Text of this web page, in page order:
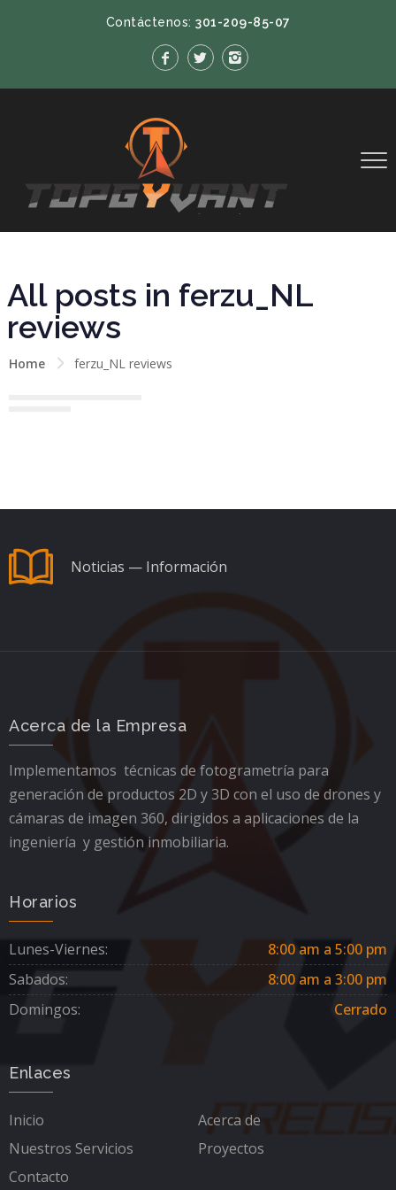
Contáctenos: 301-209-85-07
All posts in ferzu_NL
reviews
Home ferzu_NL reviews
Noticias — Información
Acerca de la Empresa
Implementamos técnicas de fotogrametría para
generación de productos 2D y 3D con el uso de drones y
cámaras de imagen 360, dirigidos a aplicaciones de la
ingeniería y gestión inmobiliaria.
Horarios
Lunes-Viernes:
8:00 am a 5:00 pm
Sabados:
8:00 am a 3:00 pm
Domingos:
Cerrado
Enlaces
Inicio
Acerca de
Nuestros Servicios
Proyectos
Contacto